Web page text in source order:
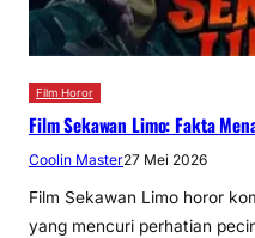
Film Horor
Film Sekawan Limo: Fakta
Coolin Master27 Mei 2026
Film Sekawan Limo horor
yang mencuri perhatian